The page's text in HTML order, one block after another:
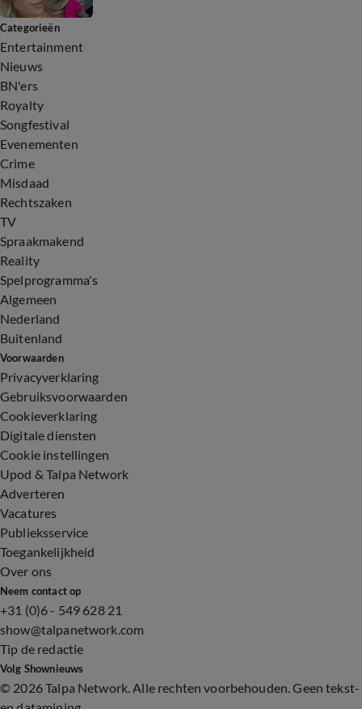
Categorieën
Entertainment
Nieuws
BN'ers
Royalty
Songfestival
Evenementen
Crime
Misdaad
Rechtszaken
TV
Spraakmakend
Reality
Spelprogramma's
Algemeen
Nederland
Buitenland
Voorwaarden
Privacyverklaring
Gebruiksvoorwaarden
Cookieverklaring
Digitale diensten
Cookie instellingen
Upod & Talpa Network
Adverteren
Vacatures
Publieksservice
Toegankelijkheid
Over ons
Neem contact op
+31 (0)6 - 549 628 21
show@talpanetwork.com
Tip de redactie
Volg Shownieuws
© 2026 Talpa Network. Alle rechten voorbehouden. Geen tekst-